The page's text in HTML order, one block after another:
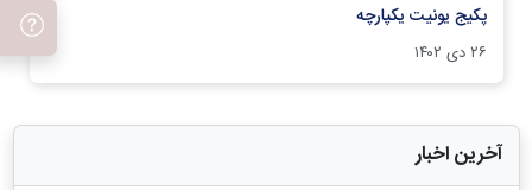
پکیج یونیت یکپارچه
۲۶ دی ۱۴۰۲
آخرین اخبار